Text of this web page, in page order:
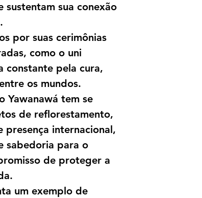
sustentam sua conexão
por suas cerimônias
como o uni
constante pela cura,
os mundos.
Yawanawá tem se
de reflorestamento,
presença internacional,
sabedoria para o
de proteger a
um exemplo de